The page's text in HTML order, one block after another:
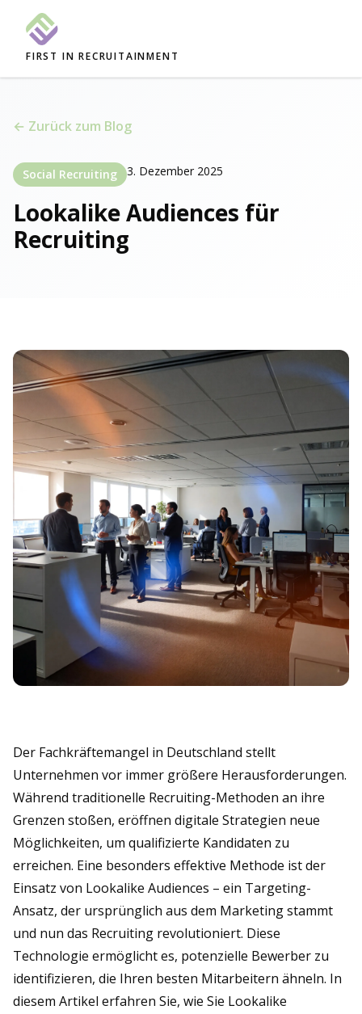
FIRST IN RECRUITAINMENT
← Zurück zum Blog
Social Recruiting 3. Dezember 2025
Lookalike Audiences für
Recruiting
Der Fachkräftemangel in Deutschland stellt
Unternehmen vor immer größere Herausforderungen.
Während traditionelle Recruiting-Methoden an ihre
Grenzen stoßen, eröffnen digitale Strategien neue
Möglichkeiten, um qualifizierte Kandidaten zu
erreichen. Eine besonders effektive Methode ist der
Einsatz von Lookalike Audiences – ein Targeting-
Ansatz, der ursprünglich aus dem Marketing stammt
und nun das Recruiting revolutioniert. Diese
Technologie ermöglicht es, potenzielle Bewerber zu
identifizieren, die Ihren besten Mitarbeitern ähneln. In
diesem Artikel erfahren Sie, wie Sie Lookalike